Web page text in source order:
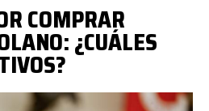
COMPRAR
¿CUÁLES